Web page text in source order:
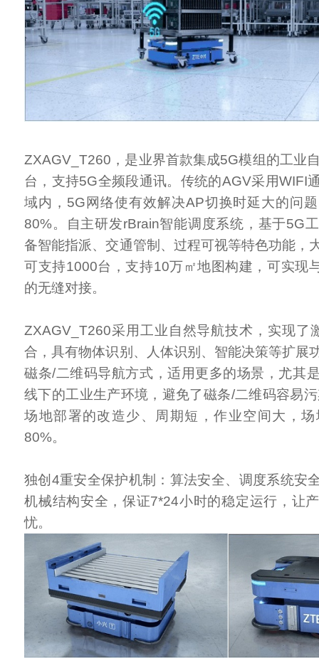
ZXAGV_T260，是业界首款集成5G模组的工业
台，支持5G全频段通讯。传统的AGV采用WIFI
域内，5G网络使有效解决AP切换时延大的问
80%。自主研发rBrain智能调度系统，基于5G
备智能指派、交通管制、过程可视等特色功能，
可支持1000台，支持10万㎡地图构建，可实现
的无缝对接。
ZXAGV_T260采用工业自然导航技术，实现了
合，具有物体识别、人体识别、智能决策等扩展
磁条/二维码导航方式，适用更多的场景，尤其
线下的工业生产环境，避免了磁条/二维码容易
场地部署的改造少、周期短，作业空间大，
80%。
独创4重安全保护机制：算法安全、调度系统安
机械结构安全，保证7*24小时的稳定运行，让
忧。